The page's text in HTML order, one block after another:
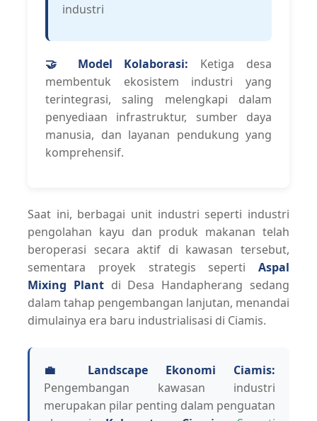
industri
🤝 Model Kolaborasi: Ketiga desa
membentuk ekosistem industri yang
terintegrasi, saling melengkapi dalam
penyediaan infrastruktur, sumber daya
manusia, dan layanan pendukung yang
komprehensif.
Saat ini, berbagai unit industri seperti industri
pengolahan kayu dan produk makanan telah
beroperasi secara aktif di kawasan tersebut,
sementara proyek strategis seperti Aspal
Mixing Plantdi Desa Handapherang sedang
dalam tahap pengembangan lanjutan, menandai
dimulainya era baru industrialisasi di Ciamis.
💼 Landscape Ekonomi Ciamis:
Pengembangan kawasan industri
merupakan pilar penting dalam penguatan